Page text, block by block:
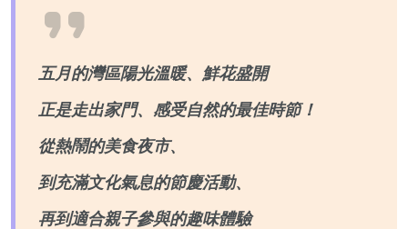
五月的灣區陽光溫暖、鮮花盛開
正是走出家門、感受自然的最佳時節！
從熱鬧的美食夜市、
到充滿文化氣息的節慶活動、
再到適合親子參與的趣味體驗